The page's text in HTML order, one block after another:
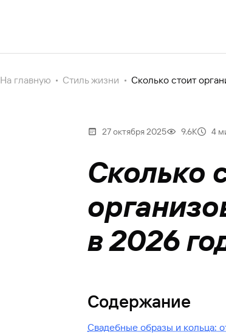
На главную Стиль жизни Сколько стоит
27 октября 2025 9.6К 4
Сколько
в 2026
Содержание
Свадебные образы и кольца: